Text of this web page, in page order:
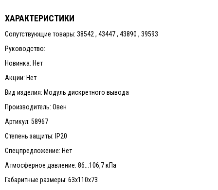
ХАРАКТЕРИСТИКИ
Сопутствующие товары: 38542 , 43447 , 43890 , 39593
Руководство:
Новинка: Нет
Акции: Нет
Вид изделия: Модуль дискретного вывода
Производитель: Овен
Артикул: 58967
Степень защиты: IP20
Спецпредложение: Нет
Атмосферное давление: 86...106,7 кПа
Габаритные размеры: 63х110х73